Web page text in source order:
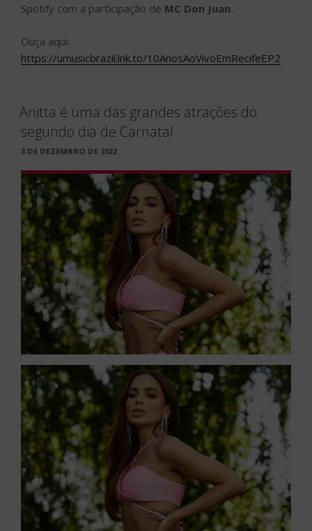
Spotify com a participação de MC Don Juan.
Ouça aqui:
https://umusicbrazil.lnk.to/10AnosAoVivoEmRecifeEP2
Anitta é uma das grandes atrações do
segundo dia de Carnatal
PUBLICADO
3 DE DEZEMBRO DE 2022